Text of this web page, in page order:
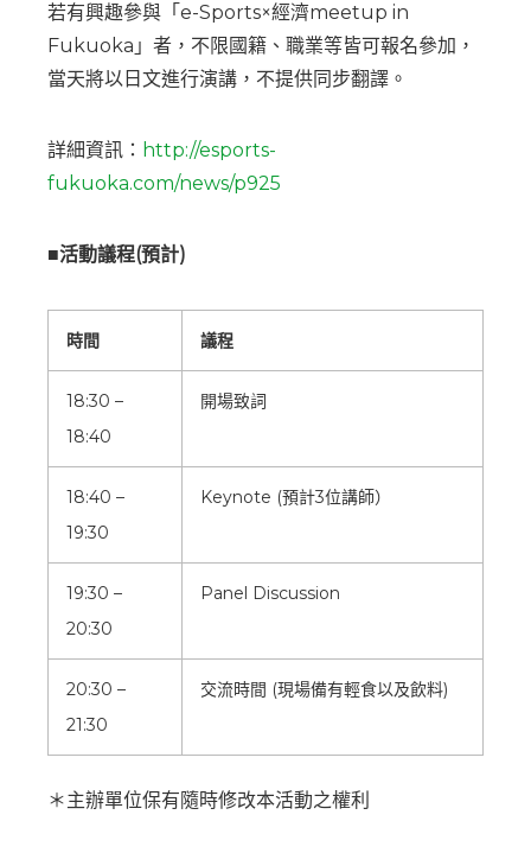
若有興趣參與「e-Sports×經濟meetup in
Fukuoka」者，不限國籍、職業等皆可報名參加，
當天將以日文進行演講，不提供同步翻譯。
詳細資訊： http://esports-
fukuoka.com/news/p925
■活動議程(預計)
時間 議程
18:30 –
18:40
開場致詞
18:40 –
19:30
Keynote (預計3位講師）
19:30 –
20:30
Panel Discussion
20:30 –
21:30
交流時間 (現場備有輕食以及飲料)
＊主辦單位保有隨時修改本活動之權利